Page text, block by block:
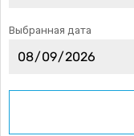
Выбранная дата